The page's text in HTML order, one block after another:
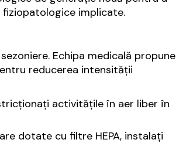
implicate.
Echipa medicală propune
reducerea intensității
activitățile în aer liber în
dotate cu filtre HEPA, instalați